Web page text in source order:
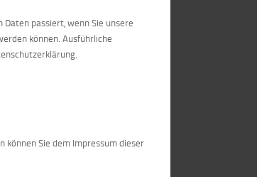
passiert, wenn Sie unsere
können. Ausführliche
Sie dem Impressum dieser